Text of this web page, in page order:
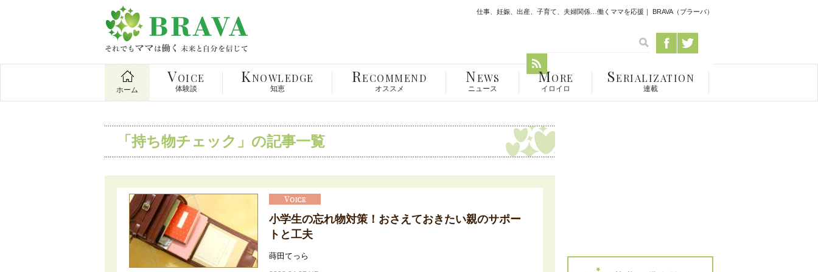
仕事、妊娠、出産、子育て、夫婦関係…働くママを応援｜ BRAVA（ブラーバ）
ホーム
VOICE
体験談
KNOWLEDGE
知恵
RECOMMEND
オススメ
NEWS
ニュース
MORE
イロイロ
SERIALIZATION
連載
「持ち物チェック」の記事一覧
小学生の忘れ物対策！おさえておきたい親のサポー
トと工夫
蒔田てっら